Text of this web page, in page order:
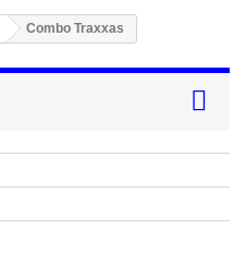
Combo Traxxas